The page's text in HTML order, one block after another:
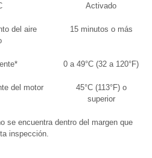
Activado
del aire
15 minutos o más
0 a 49°C (32 a 120°F)
del motor
45°C (113°F) o
superior
se encuentra dentro del margen que
inspección.